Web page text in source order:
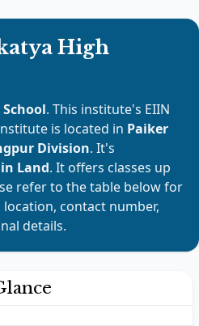
High
. This institute's EIIN
is located in Paiker
Division. It's
Land. It offers classes up
refer to the table below for
contact number,
details.